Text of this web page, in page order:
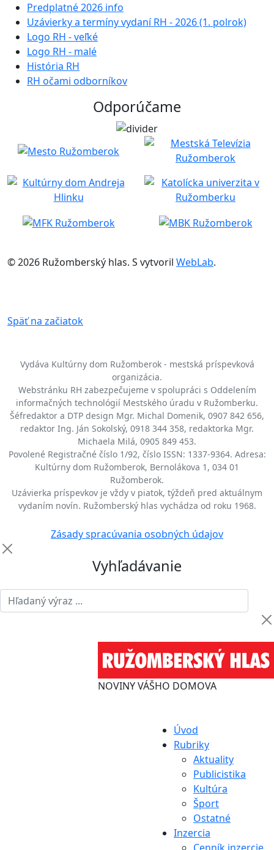
Predplatné 2026 info
Uzávierky a termíny vydaní RH - 2026 (1. polrok)
Logo RH - veľké
Logo RH - malé
História RH
RH očami odborníkov
Odporúčame
© 2026 Ružomberský hlas. S vytvoril WebLab.
Späť na začiatok
Vydáva Kultúrny dom Ružomberok - mestská príspevková
organizácia.
Webstránku RH zabezpečujeme v spolupráci s Oddelením
informačných technológií Mestského úradu v Ružomberku.
Šéfredaktor a DTP design Mgr. Michal Domenik, 0907 842 656,
redaktor Ing. Ján Sokolský, 0918 344 358, redaktorka Mgr.
Michaela Milá, 0905 849 453.
Povolené Registračné číslo 1/92, číslo ISSN: 1337-9364. Adresa:
Kultúrny dom Ružomberok, Bernolákova 1, 034 01
Ružomberok.
Uzávierka príspevkov je vždy v piatok, týždeň pred aktuálnym
vydaním novín. Ružomberský hlas vychádza od roku 1968.
Zásady spracúvania osobných údajov
Vyhľadávanie
NOVINY VÁŠHO DOMOVA
Úvod
Rubriky
Aktuality
Publicistika
Kultúra
Šport
Ostatné
Inzercia